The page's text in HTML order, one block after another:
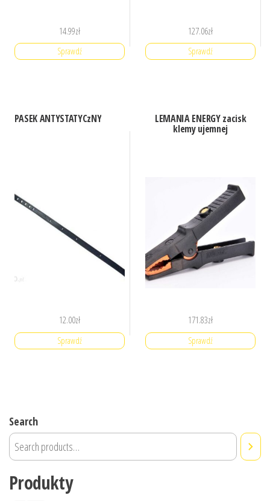
14.99zł
Sprawdź
127.06zł
Sprawdź
PASEK ANTYSTATYCzNY
12.00zł
Sprawdź
LEMANIA ENERGY zacisk
klemy ujemnej
171.83zł
Sprawdź
Search
Produkty